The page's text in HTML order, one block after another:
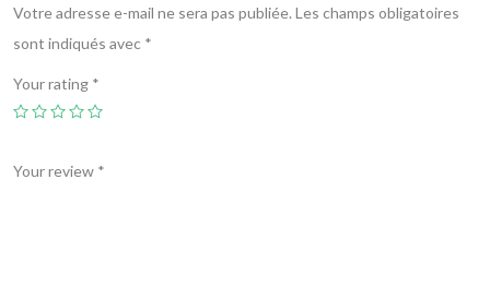
Votre adresse e-mail ne sera pas publiée.Les champs obligatoires
sont indiqués avec *
Your rating *
Your review *